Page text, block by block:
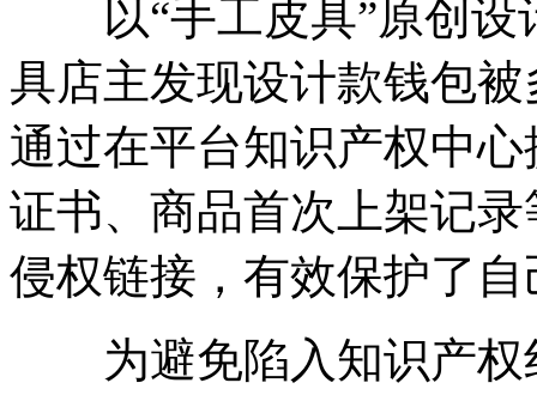
以“手工皮具”原创设
具店主发现设计款钱包
通过在平台知识产权中
证书、商品首次上架记
侵权链接，有效保护了
为避免陷入知识产权